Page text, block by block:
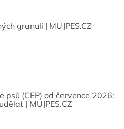
granulí | MUJPES.CZ
psů (CEP) od července 2026:
| MUJPES.CZ